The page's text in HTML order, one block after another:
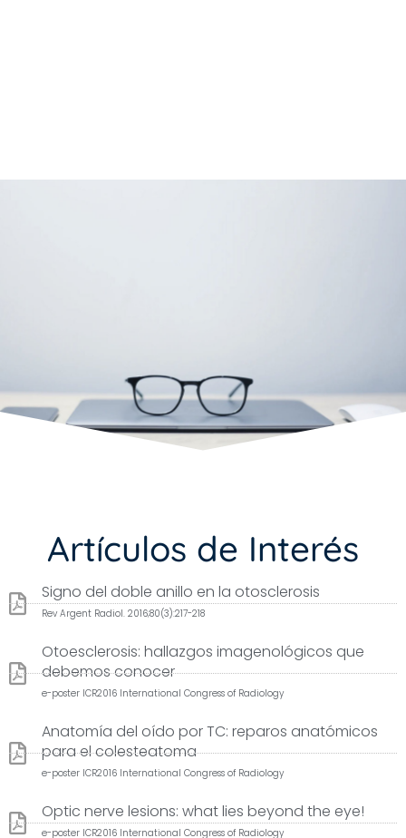
Artículos de Interés
Signo del doble anillo en la otosclerosis
Rev Argent Radiol. 2016;80(3):217-218
Otoesclerosis: hallazgos imagenológicos que
debemos conocer
e-poster ICR2016 International Congress of Radiology
Anatomía del oído por TC: reparos anatómicos
para el colesteatoma
e-poster ICR2016 International Congress of Radiology
Optic nerve lesions: what lies beyond the eye!
e-poster ICR2016 International Congress of Radiology